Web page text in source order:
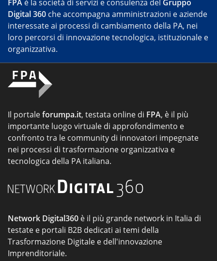
FPA è la società di servizi e consulenza del Gruppo
Digital 360 che accompagna amministrazioni e aziende
interessate ai processi di cambiamento della PA, nei
loro percorsi di innovazione tecnologica, istituzionale e
organizzativa.
Il portaleforumpa.it, testata online di FPA, è il più
importante luogo virtuale di approfondimento e
confronto tra le community di innovatori impegnate
nei processi di trasformazione organizzativa e
tecnologica della PA italiana.
Network Digital360 è il più grande network in Italia di
testate e portali B2B dedicati ai temi della
Trasformazione Digitale e dell'innovazione
Imprenditoriale.